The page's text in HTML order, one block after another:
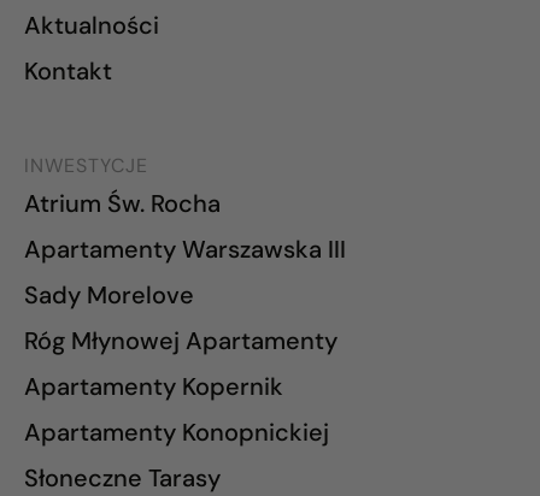
Aktualności
Kontakt
INWESTYCJE
Atrium Św. Rocha
Apartamenty Warszawska III
Sady Morelove
Róg Młynowej Apartamenty
Apartamenty Kopernik
Apartamenty Konopnickiej
Słoneczne Tarasy